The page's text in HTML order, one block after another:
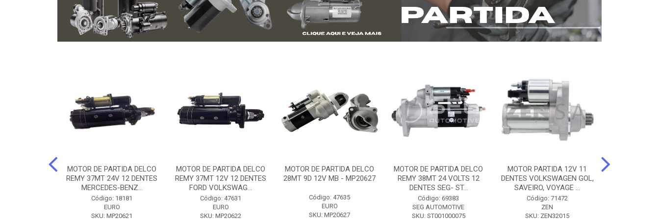
MOTOR DE PARTIDA DELCO
REMY 37MT 24V 12 DENTES
MERCEDES-BENZ...
Código: 18181
EURO
SKU: MP20621
MOTOR DE PARTIDA DELCO
REMY 37MT 12V 12 DENTES
FORD VOLKSWAG...
Código: 47631
EURO
SKU: MP20622
MOTOR DE PARTIDA DELCO
28MT 9D 12V MB - MP20627
Código: 47635
EURO
SKU: MP20627
MOTOR DE PARTIDA DELCO
REMY 38MT 24 VOLTS 12
DENTES SEG- ST...
Código: 69383
SEG AUTOMOTIVE
SKU: ST001000075
MOTOR PARTIDA 12V 11
DENTES VOLKSWAGEN GOL,
SAVEIRO, VOYAGE ...
Código: 71472
ZEN
SKU: ZEN32015